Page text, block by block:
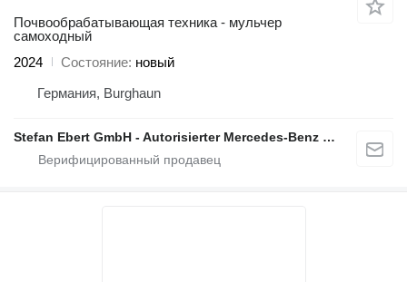
Почвообрабатывающая техника - мульчер
самоходный
2024
Состояние новый
Германия, Burghaun
Stefan Ebert GmbH - Autorisierter Mercedes-Benz Servicepartner